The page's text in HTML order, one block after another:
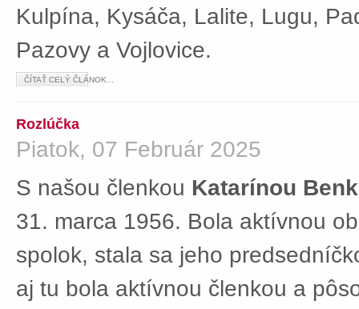
Kulpína, Kysáča, Lalite, Lugu,
Pazovy a Vojlovice.
ČÍTAŤ CELÝ ČLÁNOK...
Rozlúčka
Piatok, 07 Február 2025
S našou členkou Katarínou
31. marca 1956. Bola aktívnou
spolok, stala sa jeho
aj tu bola aktívnou členkou a